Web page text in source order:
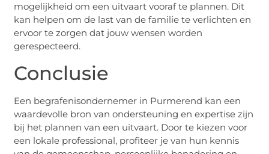
mogelijkheid om een uitvaart vooraf te plannen. Dit
kan helpen om de last van de familie te verlichten en
ervoor te zorgen dat jouw wensen worden
gerespecteerd.
Conclusie
Een begrafenisondernemer in Purmerend kan een
waardevolle bron van ondersteuning en expertise zijn
bij het plannen van een uitvaart. Door te kiezen voor
een lokale professional, profiteer je van hun kennis